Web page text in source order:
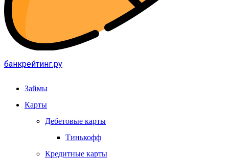
банкрейтинг.ру
Займы
Карты
Дебетовые карты
Тинькофф
Кредитные карты